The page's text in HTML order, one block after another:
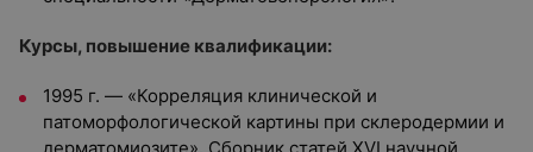
Курсы, повышение квалификации:
1995 г. — «Корреляция клинической и
патоморфологической картины при склеродермии и